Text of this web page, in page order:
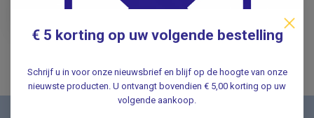
Op voorraad
€ 5 korting op uw volgende bestelling
Schrijf u in voor onze nieuwsbrief en blijf op de hoogte van onze
nieuwste producten. U ontvangt bovendien € 5,00 korting op uw
volgende aankoop.